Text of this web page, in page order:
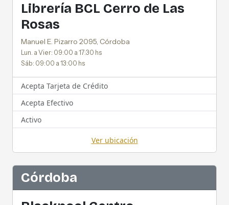
Librería BCL Cerro de Las
Rosas
Manuel E. Pizarro 2095, Córdoba
Lun. a Vier: 09:00 a 17:30 hs
Sáb: 09:00 a 13:00 hs
Acepta Tarjeta de Crédito
Acepta Efectivo
Activo
Ver ubicación
Córdoba